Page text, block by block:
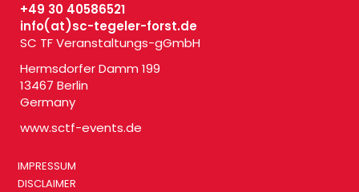
+49 30 40586521
info(at)sc-tegeler-forst.de
SC TF Veranstaltungs-gGmbH
Hermsdorfer Damm 199
13467 Berlin
Germany
www.sctf-events.de
IMPRESSUM
DISCLAIMER